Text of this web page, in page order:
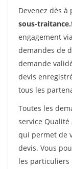
Devenez dès
sous-
engagement
demandes de
demande
devis
tous les
Toutes les
service
qui permet de
devis. Vous
les